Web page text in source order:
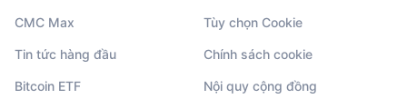
CMC Max
Tin tức hàng đầu
Bitcoin ETF
Tùy chọn Cookie
Chính sách cookie
Nội quy cộng đồng